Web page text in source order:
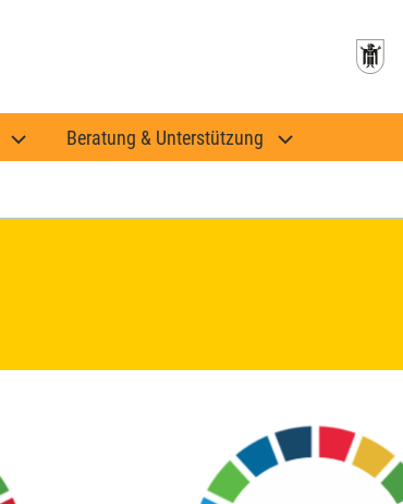
Beratung & Unterstützung